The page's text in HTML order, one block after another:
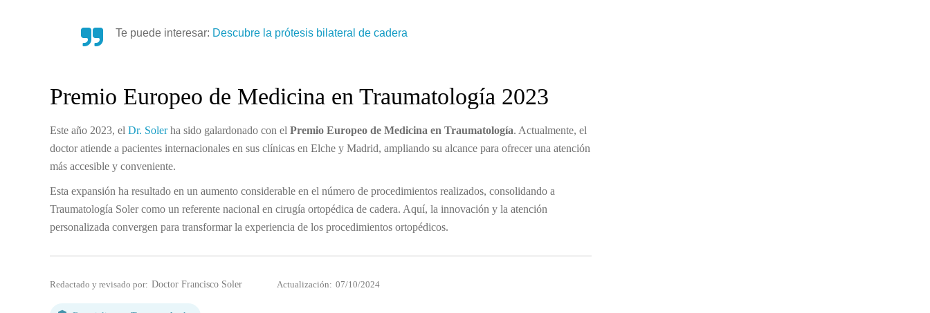
Te puede interesar: Descubre la prótesis bilateral de cadera
Premio Europeo de Medicina en Traumatología 2023
Este año 2023, el Dr. Solerha sido galardonado con el Premio Europeo de Medicina en Traumatología. Actualmente, el
doctor atiende a pacientes internacionales en sus clínicas en Elche y Madrid, ampliando su alcance para ofrecer una atención
más accesible y conveniente.
Esta expansión ha resultado en un aumento considerable en el número de procedimientos realizados, consolidando a
Traumatología Soler como un referente nacional en cirugía ortopédica de cadera. Aquí, la innovación y la atención
personalizada convergen para transformar la experiencia de los procedimientos ortopédicos.
Redactado y revisado por: Doctor Francisco Soler Actualización: 07/10/2024